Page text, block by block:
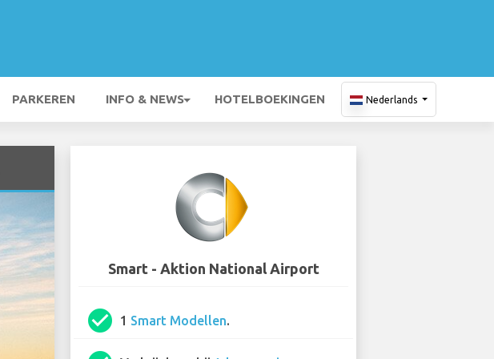
PARKEREN INFO & NEWS HOTELBOEKINGEN Nederlands
Smart - Aktion National Airport
check_circle 1 Smart Modellen.